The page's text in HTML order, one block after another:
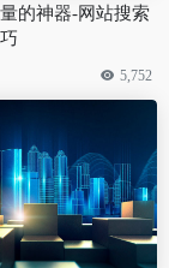
的神器-网站搜索
5,752